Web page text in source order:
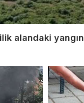
alandaki